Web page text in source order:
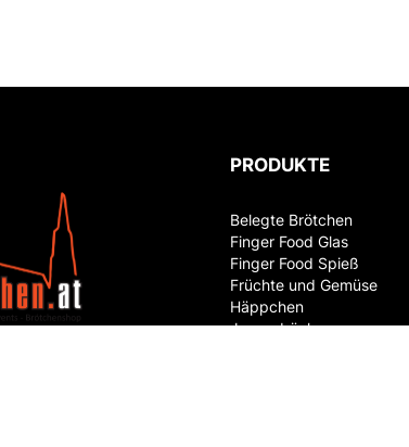
PRODUKTE
Belegte Brötchen
Finger Food Glas
Finger Food Spieß
Früchte und Gemüse
Häppchen
Jourgebäck